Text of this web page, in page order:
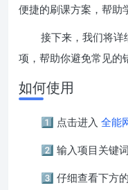
便捷的刷课方案，帮助
接下来，我们将详
项，帮助你避免常见的
如何使用
1️⃣ 点击进入 全能
2️⃣ 输入项目关键
3️⃣ 仔细查看下方